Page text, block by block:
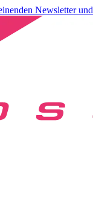
Newsletter und